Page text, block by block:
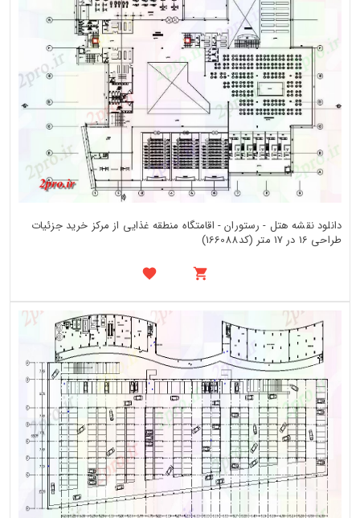
دانلود نقشه هتل - رستوران - اقامتگاه منطقه غذایی از مرکز خرید جزئیات
طراحی 16 در 17 متر (کد166088)